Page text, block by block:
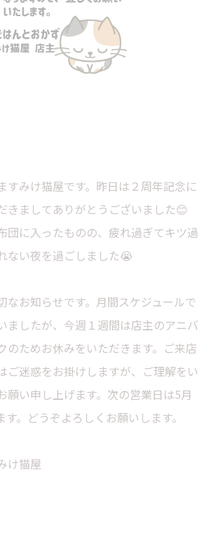
すみけ猫屋です。昨日は２周年記念に
きましてありがとうございました😊
団に入ったものの、疲れ過ぎてキツ過
ない夜を過ごしました😭
なお知らせです。月間スケジュールで
ましたが、今週１週間は店主のアニバ
のためお休みをいただきます。ご来店
ご迷惑をお掛けしますが、ご理解をい
願い申し上げます。次の営業日は5月
。どうぞよろしくお願いします。
け猫屋